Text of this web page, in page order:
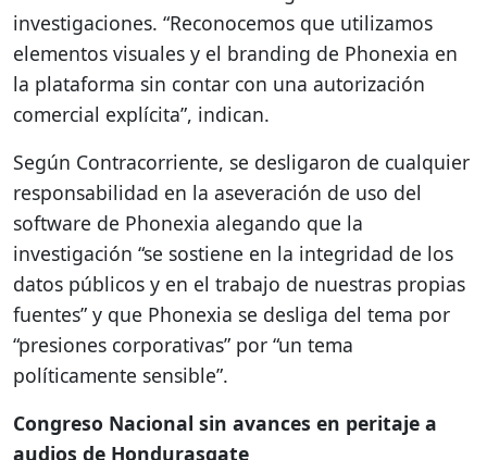
investigaciones. “Reconocemos que utilizamos
elementos visuales y el branding de Phonexia en
la plataforma sin contar con una autorización
comercial explícita”, indican.
Según Contracorriente, se desligaron de cualquier
responsabilidad en la aseveración de uso del
software de Phonexia alegando que la
investigación “se sostiene en la integridad de los
datos públicos y en el trabajo de nuestras propias
fuentes” y que Phonexia se desliga del tema por
“presiones corporativas” por “un tema
políticamente sensible”.
Congreso Nacional sin avances en peritaje a
audios de Hondurasgate